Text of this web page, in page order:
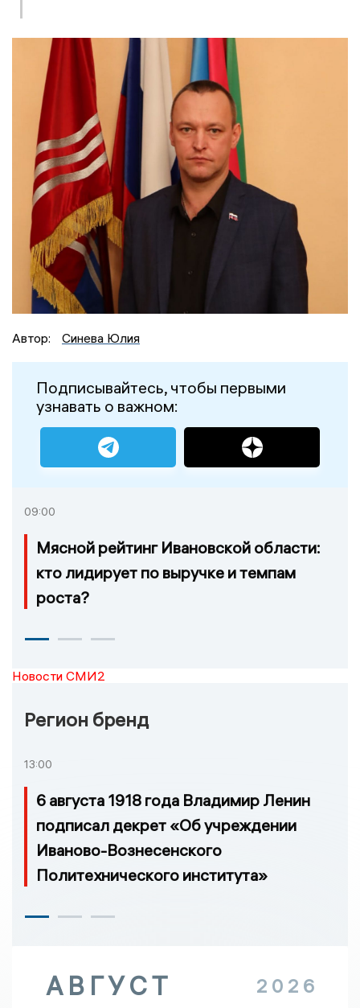
Автор: Синева Юлия
Подписывайтесь, чтобы первыми
узнавать о важном:
09:00
Мясной рейтинг Ивановской области:
кто лидирует по выручке и темпам
роста?
Новости СМИ2
Регион бренд
13:00
6 августа 1918 года Владимир Ленин
подписал декрет «Об учреждении
Иваново-Вознесенского
Политехнического института»
АВГУСТ 2026